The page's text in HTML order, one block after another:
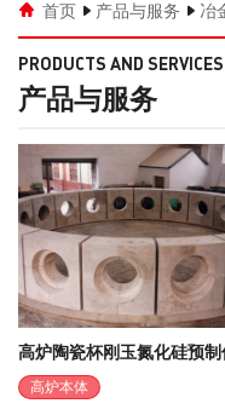
首页 产品与服务 冶
PRODUCTS AND SERVICES
产品与服务
高炉本体